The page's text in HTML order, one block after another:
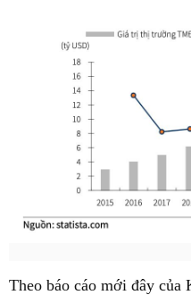
Theo báo cáo mới đây của